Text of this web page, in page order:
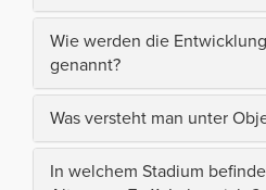
Wie werden die
genannt?
Was versteht man unter
In welchem Stadium